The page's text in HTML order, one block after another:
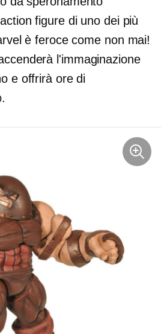
figure di uno dei più
è feroce come non mai!
l'immaginazione
e offrirà ore di